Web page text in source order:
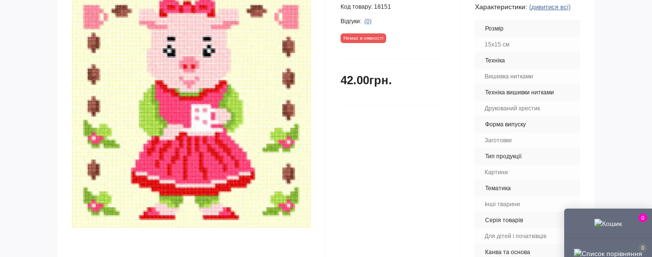
0
0
Код товару: 18151
Відгуки: (0)
Немає в нявності
42.00грн.
Характеристики: (дивитися всі)
Розмір
15x15 см
Техніка
Вишивка нитками
Техніка вишивки нитками
Друкований хрестик
Форма випуску
Заготовки
Тип продукції
Картини
Тематика
Інші тварини
Серія товарів
Для дітей і початківців
Канва та основа